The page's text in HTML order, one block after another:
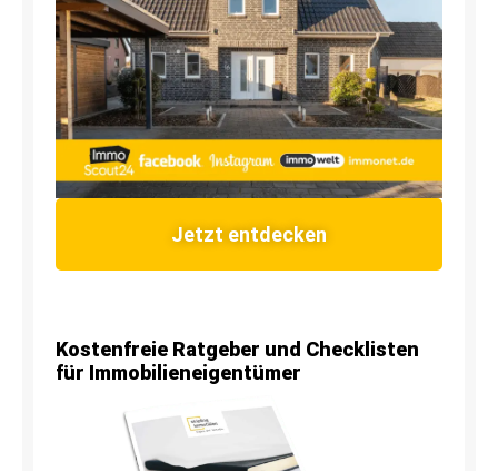
Jetzt entdecken
Kostenfreie Ratgeber und Checklisten
für Immobilieneigentümer